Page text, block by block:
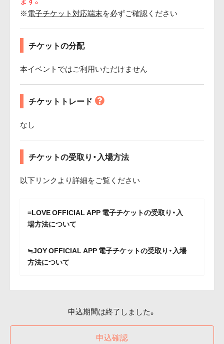
※電子チケット対応端末を必ずご確認ください
チケットの分配
本イベントではご利用いただけません
チケットトレード
なし
チケットの受取り・入場方法
以下リンクより詳細をご覧ください
=LOVE OFFICIAL APP 電子チケットの受取り・入
場方法について
≒JOY OFFICIAL APP 電子チケットの受取り・入場
方法について
申込期間は終了しました。
申込確認